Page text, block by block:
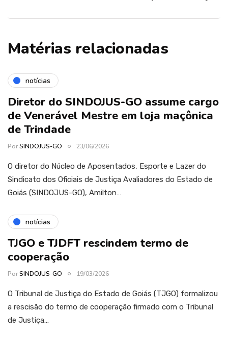
Matérias relacionadas
notícias
Diretor do SINDOJUS-GO assume cargo
de Venerável Mestre em loja maçônica
de Trindade
PorSINDOJUS-GO 23/06/2026
O diretor do Núcleo de Aposentados, Esporte e Lazer do
Sindicato dos Oficiais de Justiça Avaliadores do Estado de
Goiás (SINDOJUS-GO), Amilton…
notícias
TJGO e TJDFT rescindem termo de
cooperação
PorSINDOJUS-GO 19/03/2026
O Tribunal de Justiça do Estado de Goiás (TJGO) formalizou
a rescisão do termo de cooperação firmado com o Tribunal
de Justiça…